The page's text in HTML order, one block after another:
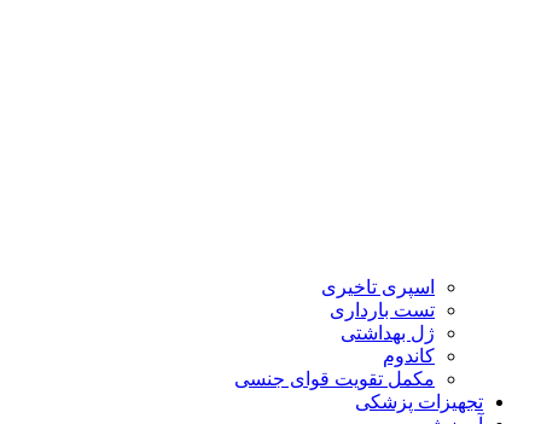
اسپری تاخیری
تست بارداری
ژل بهداشتی
کاندوم
مکمل تقویت قوای جنسی
تجهیزات پزشکی